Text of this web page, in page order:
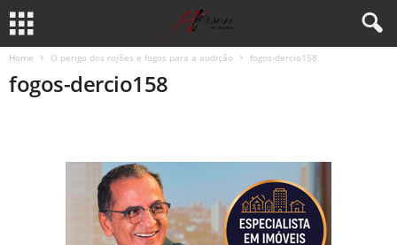
Home O perigo dos rojões e fogos para a audição fogos-dercio158
fogos-dercio158